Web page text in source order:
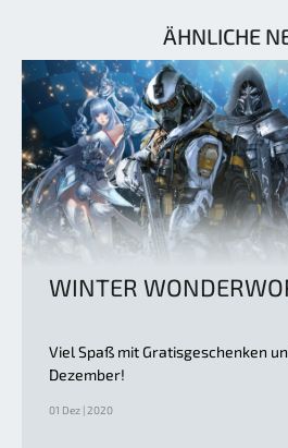
ÄHNLICHE
WINTER
Viel Spaß mit Gratisgeschenken
Dezember!
01 Dez | 2020